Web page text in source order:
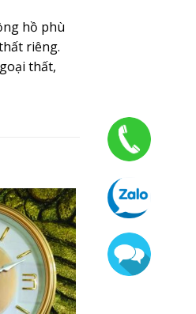
hồ phù
riêng.
thất,